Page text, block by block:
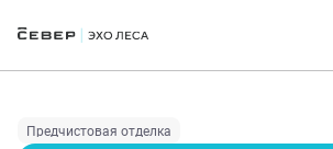
26.99 м 2
Ипотекаот 19 968 руб.
Предчистовая отделка